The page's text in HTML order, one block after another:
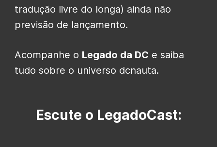
tradução livre do longa) ainda não
previsão de lançamento.
Acompanhe o Legado da DC e saiba
tudo sobre o universo dcnauta.
Escute o LegadoCast: